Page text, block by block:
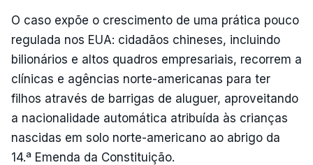
O caso expõe o crescimento de uma prática pouco
regulada nos EUA: cidadãos chineses, incluindo
bilionários e altos quadros empresariais, recorrem a
clínicas e agências norte-americanas para ter
filhos através de barrigas de aluguer, aproveitando
a nacionalidade automática atribuída às crianças
nascidas em solo norte-americano ao abrigo da
14.ª Emenda da Constituição.